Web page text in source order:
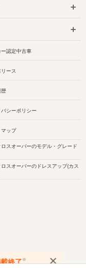
ー認定中古車
ース
歴
バシーポリシー
ップ
ロスオーバーのモデル・グレード
ロスオーバーのドレスアップ(カス
終了※